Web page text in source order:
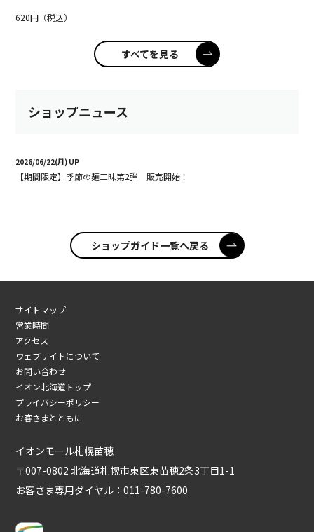
620円（税込）
すべてを見る
ショップニュース
2026/06/22(月) UP
【期間限定】季節の麺三昧第2弾 販売開始！
ショップガイド一覧へ戻る
サイトマップ
営業時間
アクセス
ウェブサイトについて
お問い合わせ
イオン北海道トップ
プライバシーポリシー
お客さまとともに
イオンモール札幌苗穂
〒007-0802 北海道札幌市東区東苗穂2条3丁目1-1
お客さま専用ダイヤル：011-780-7600